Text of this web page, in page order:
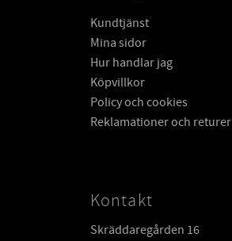
Kundtjänst
Mina sidor
Hur handlar jag
Köpvillkor
Policy och cookies
Reklamationer och returer
Kontakt
Skräddaregården 16